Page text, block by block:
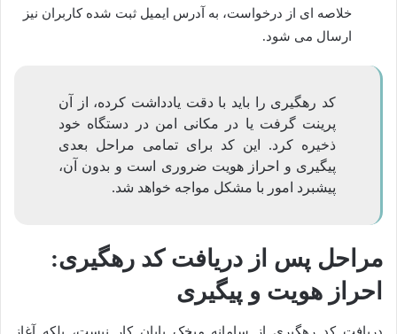
خلاصه ای از درخواست، به آدرس ایمیل ثبت شده کاربران نیز
ارسال می شود.
کد رهگیری را باید با دقت یادداشت کرده، از آن
پرینت گرفت یا در مکانی امن در دستگاه خود
ذخیره کرد. این کد برای تمامی مراحل بعدی
پیگیری و احراز هویت ضروری است و بدون آن،
پیشبرد امور با مشکل مواجه خواهد شد.
مراحل پس از دریافت کد رهگیری:
احراز هویت و پیگیری